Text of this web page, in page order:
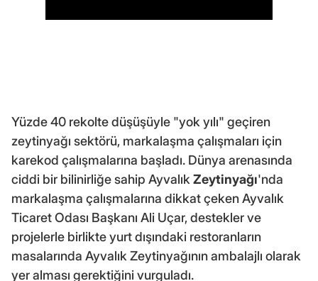
Yüzde 40 rekolte düşüşüyle "yok yılı" geçiren
zeytinyağı sektörü, markalaşma çalışmaları için
karekod çalışmalarına başladı. Dünya arenasında
ciddi bir bilinirliğe sahip AyvalıkZeytinyağı'nda
markalaşma çalışmalarına dikkat çeken Ayvalık
Ticaret Odası Başkanı Ali Uçar, destekler ve
projelerle birlikte yurt dışındaki restoranların
masalarında Ayvalık Zeytinyağının ambalajlı olarak
yer alması gerektiğini vurguladı.